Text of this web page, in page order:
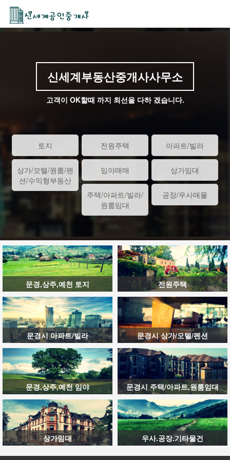
신세계부동산중개사사무소
고객이 OK할때 까지 최선을 다하 겠습니다.
토지 전원주택 아파트/빌라
상가/모텔/원룸/펜
션/수익형부동산
임야매매 상가임대
주택/아파트/빌라/
원룸임대
공장/우사매물
문경,상주,예천 토지 전원주택
문경시 아파트/빌라 문경시 상가/모텔/펜션
문경,상주,예천 임야 문경시 주택/아파트,원룸임대
상가임대 우사.공장.기타물건